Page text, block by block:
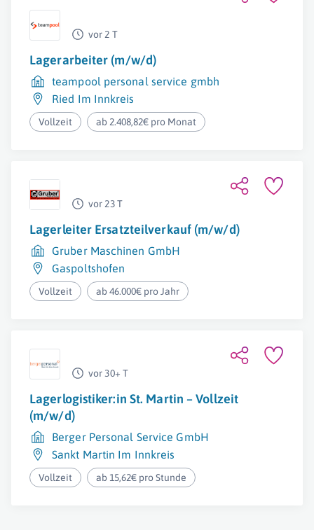
vor 2 T
Lagerarbeiter (m/w/d)
teampool personal service gmbh
Ried Im Innkreis
Vollzeit ab 2.408,82€ pro Monat
vor 23 T
Lagerleiter Ersatzteilverkauf (m/w/d)
Gruber Maschinen GmbH
Gaspoltshofen
Vollzeit ab 46.000€ pro Jahr
vor 30+ T
Lagerlogistiker:in St. Martin – Vollzeit
(m/w/d)
Berger Personal Service GmbH
Sankt Martin Im Innkreis
Vollzeit ab 15,62€ pro Stunde